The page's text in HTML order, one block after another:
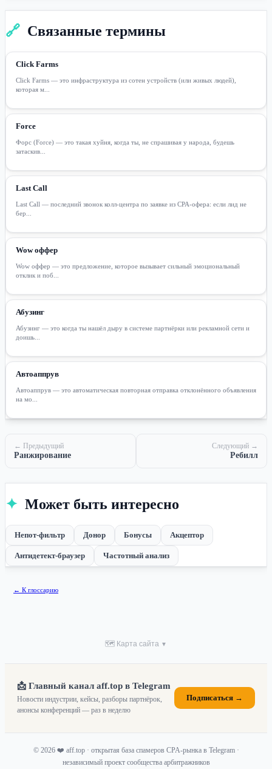
🔗 Связанные термины
Click Farms
Click Farms — это инфраструктура из сотен устройств (или живых людей),
которая м...
Force
Форс (Force) — это такая хуйня, когда ты, не спрашивая у народа, будешь
затаскив...
Last Call
Last Call — последний звонок колл-центра по заявке из CPA-офера: если лид не
бер...
Wow оффер
Wow оффер — это предложение, которое вызывает сильный эмоциональный
отклик и поб...
Абузинг
Абузинг — это когда ты нашёл дыру в системе партнёрки или рекламной сети и
доишь...
Автоаппрув
Автоаппрув — это автоматическая повторная отправка отклонённого объявления
на мо...
← Предыдущий
Ранжирование
Следующий →
Ребилл
✦ Может быть интересно
Непот-фильтр Донор Бонусы Акцептор
Антидетект-браузер Частотный анализ
← К глоссарию
🗺 Карта сайта ▼
📩 Главный канал aff.top в Telegram
Новости индустрии, кейсы, разборы партнёрок,
анонсы конференций — раз в неделю
Подписаться →
© 2026 ❤️ aff.top · открытая база спамеров CPA-рынка в Telegram ·
независимый проект сообщества арбитражников